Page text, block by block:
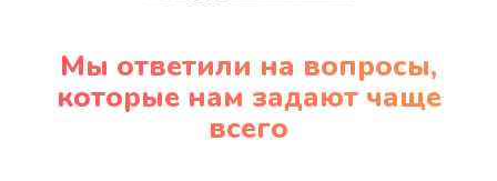
Мы ответили на вопросы,
которые нам задают чаще
всего